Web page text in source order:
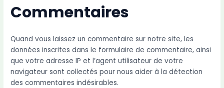
Commentaires
Quand vous laissez un commentaire sur notre site, les
données inscrites dans le formulaire de commentaire, ainsi
que votre adresse IP et l’agent utilisateur de votre
navigateur sont collectés pour nous aider à la détection
des commentaires indésirables.